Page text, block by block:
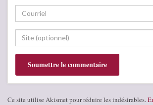
Ce site utilise Akismet pour réduire les indésirables.